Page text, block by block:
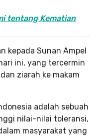
tentang Kematian
kepada Sunan Ampel
ini, yang tercermin
ziarah ke makam
adalah sebuah
nilai-nilai toleransi,
masyarakat yang